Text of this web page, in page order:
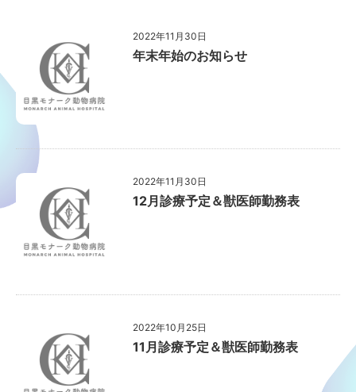
2022年11月30日
年末年始のお知らせ
2022年11月30日
12月診療予定＆獣医師勤務表
2022年10月25日
11月診療予定＆獣医師勤務表